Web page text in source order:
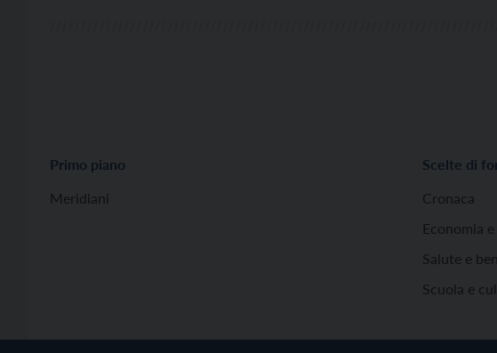
Primo piano
Meridiani
Scelte di
Cronaca
Economia
Salute e
Scuola e